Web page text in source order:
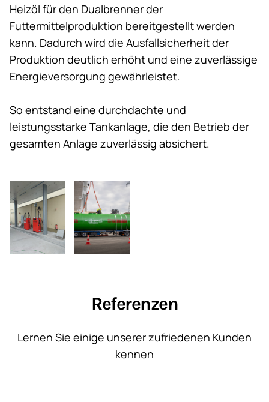
Heizöl für den Dualbrenner der
Futtermittelproduktion bereitgestellt werden
kann. Dadurch wird die Ausfallsicherheit der
Produktion deutlich erhöht und eine zuverlässige
Energieversorgung gewährleistet.
So entstand eine durchdachte und
leistungsstarke Tankanlage, die den Betrieb der
gesamten Anlage zuverlässig absichert.
Referenzen
Lernen Sie einige unserer zufriedenen Kunden
kennen